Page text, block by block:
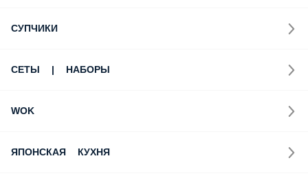
СУПЧИКИ
СЕТЫ | НАБОРЫ
WOK
ЯПОНСКАЯ КУХНЯ